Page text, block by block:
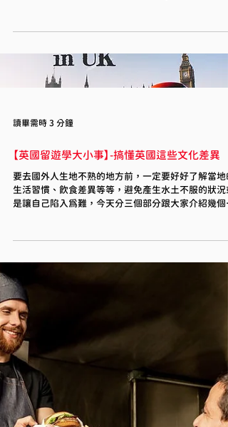
讀畢需時 3 分鐘
【英國留遊學大小事】-搞懂英國這些文化差異
要去國外人生地不熟的地方前，一定要好好了解當地
生活習慣、飲食差異等等，避免產生水土不服的狀況
是讓自己陷入為難，今天分三個部分跟大家介紹幾個